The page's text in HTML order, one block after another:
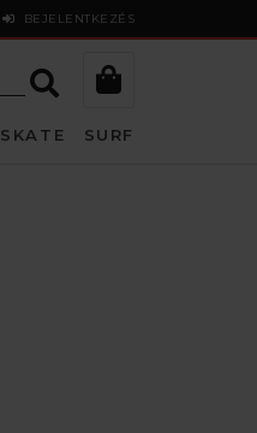
BEJELENTKEZÉS
SKATE SURF